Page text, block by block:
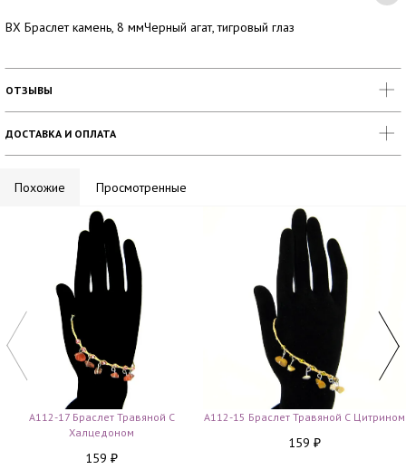
BX Браслет камень, 8 ммЧерный агат, тигровый глаз
ОТЗЫВЫ
ДОСТАВКА И ОПЛАТА
Похожие Просмотренные
A112-17 Браслет Травяной С
Халцедоном
159 ₽
A112-15 Браслет Травяной С Цитрином
159 ₽